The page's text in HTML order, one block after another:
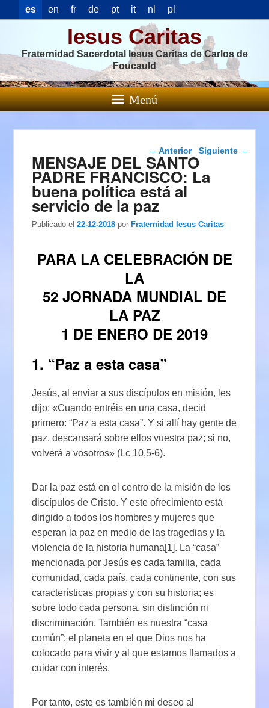
es en fr de pt it nl pl
Iesus Caritas
Fraternidad Sacerdotal Iesus Caritas de Carlos de
Foucauld
Menú
Navegación de
entradas
← Anterior Siguiente →
MENSAJE DEL SANTO
PADRE FRANCISCO: La
buena política está al
servicio de la paz
Publicado el 22-12-2018 porFraternidad Iesus Caritas
PARA LA CELEBRACIÓN DE
LA
52 JORNADA MUNDIAL DE
LA PAZ
1 DE ENERO DE 2019
1. “Paz a esta casa”
Jesús, al enviar a sus discípulos en misión, les
dijo: «Cuando entréis en una casa, decid
primero: “Paz a esta casa”. Y si allí hay gente de
paz, descansará sobre ellos vuestra paz; si no,
volverá a vosotros» (Lc 10,5-6).
Dar la paz está en el centro de la misión de los
discípulos de Cristo. Y este ofrecimiento está
dirigido a todos los hombres y mujeres que
esperan la paz en medio de las tragedias y la
violencia de la historia humana[1]. La “casa”
mencionada por Jesús es cada familia, cada
comunidad, cada país, cada continente, con sus
características propias y con su historia; es
sobre todo cada persona, sin distinción ni
discriminación. También es nuestra “casa
común”: el planeta en el que Dios nos ha
colocado para vivir y al que estamos llamados a
cuidar con interés.
Por tanto, este es también mi deseo al